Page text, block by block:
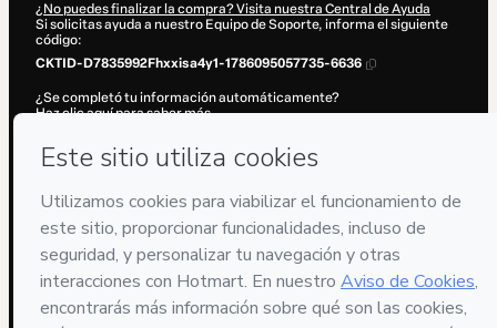
¿No puedes finalizar la compra? Visita nuestra Central de Ayuda
Si solicitas ayuda a nuestro Equipo de Soporte, informa el siguiente
código:
CKTID-D7835992Fhxxisa4y1-1786095057735-6636
¿Se completó tu información automáticamente?
Haz clic aquí para saber más.
está procesando este pedido en nombre deOscar Orozco
de Hotmarty (iii) soy mayor de edad o autorizado y acompañado por
un tutor legal.
Más información sobre tu compra aquí.
Hotmart ©2026- Todos los derechos reservados